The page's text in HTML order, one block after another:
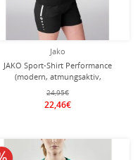
Jako
JAKO Sport-Shirt Performance
(modern, atmungsaktiv,
schnelltrocknend)
schwarz/anthrazitgrau Damen
24,95€
22,46€
10% reduziert